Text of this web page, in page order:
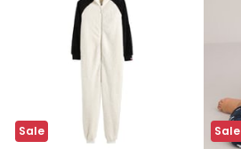
toegepast.
Sale Sale